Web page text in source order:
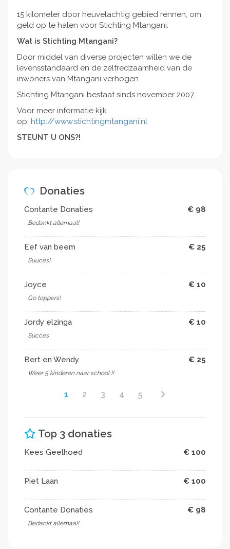
15 kilometer door heuvelachtig gebied rennen, om
geld op te halen voor Stichting Mtangani.
Wat is Stichting Mtangani?
Door middel van diverse projecten willen we de
levensstandaard en de zelfredzaamheid van de
inwoners van Mtangani verhogen.
Stichting Mtangani bestaat sinds november 2007.
Voor meer informatie kijk
op: http://www.stichtingmtangani.nl
STEUNT U ONS?!
Donaties
Contante Donaties € 98
Bedankt allemaal!
Eef van beem € 25
Suuces!
Joyce € 10
Go toppers!
Jordy elzinga € 10
Succes
Bert en Wendy € 25
Weer 5 kinderen naar school !!
1 2 3 4 5
Top 3 donaties
Kees Geelhoed € 100
Piet Laan € 100
Contante Donaties € 98
Bedankt allemaal!